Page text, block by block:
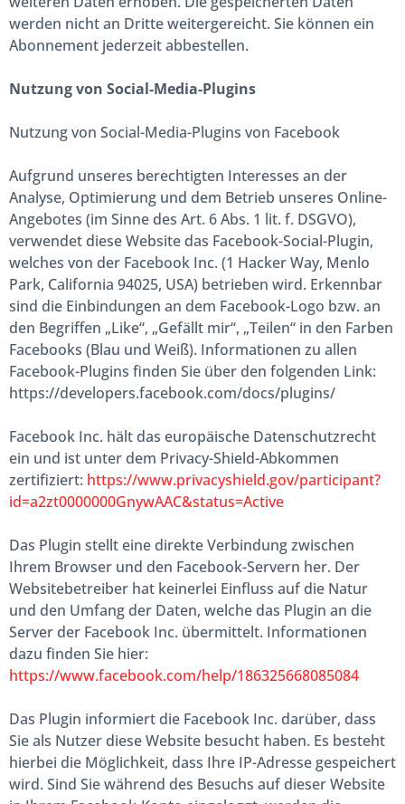
werden nicht an Dritte weitergereicht. Sie können ein
Abonnement jederzeit abbestellen.
Nutzung von Social-Media-Plugins
Nutzung von Social-Media-Plugins von Facebook
Aufgrund unseres berechtigten Interesses an der
Analyse, Optimierung und dem Betrieb unseres Online-
Angebotes (im Sinne des Art. 6 Abs. 1 lit. f. DSGVO),
verwendet diese Website das Facebook-Social-Plugin,
welches von der Facebook Inc. (1 Hacker Way, Menlo
Park, California 94025, USA) betrieben wird. Erkennbar
sind die Einbindungen an dem Facebook-Logo bzw. an
den Begriffen „Like“, „Gefällt mir“, „Teilen“ in den Farben
Facebooks (Blau und Weiß). Informationen zu allen
Facebook-Plugins finden Sie über den folgenden Link:
https://developers.facebook.com/docs/plugins/
Facebook Inc. hält das europäische Datenschutzrecht
ein und ist unter dem Privacy-Shield-Abkommen
zertifiziert: https://www.privacyshield.gov/participant?
id=a2zt0000000GnywAAC&status=Active
Das Plugin stellt eine direkte Verbindung zwischen
Ihrem Browser und den Facebook-Servern her. Der
Websitebetreiber hat keinerlei Einfluss auf die Natur
und den Umfang der Daten, welche das Plugin an die
Server der Facebook Inc. übermittelt. Informationen
dazu finden Sie hier:
https://www.facebook.com/help/186325668085084
Das Plugin informiert die Facebook Inc. darüber, dass
Sie als Nutzer diese Website besucht haben. Es besteht
hierbei die Möglichkeit, dass Ihre IP-Adresse gespeichert
wird. Sind Sie während des Besuchs auf dieser Website